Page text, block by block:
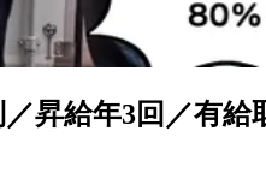
昇給年3回／有